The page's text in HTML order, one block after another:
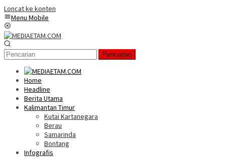
Loncat ke konten
Menu Mobile
Pencarian
Home
Headline
Berita Utama
Kalimantan Timur
Kutai Kartanegara
Berau
Samarinda
Bontang
Infografis